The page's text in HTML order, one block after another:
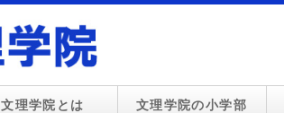
文理学院とは 文理学院の小学部